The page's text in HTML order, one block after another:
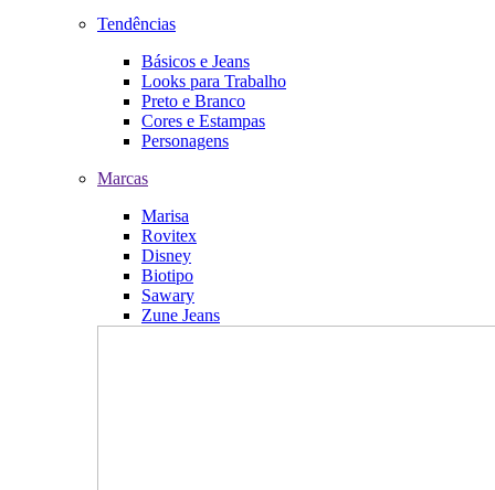
Tendências
Básicos e Jeans
Looks para Trabalho
Preto e Branco
Cores e Estampas
Personagens
Marcas
Marisa
Rovitex
Disney
Biotipo
Sawary
Zune Jeans